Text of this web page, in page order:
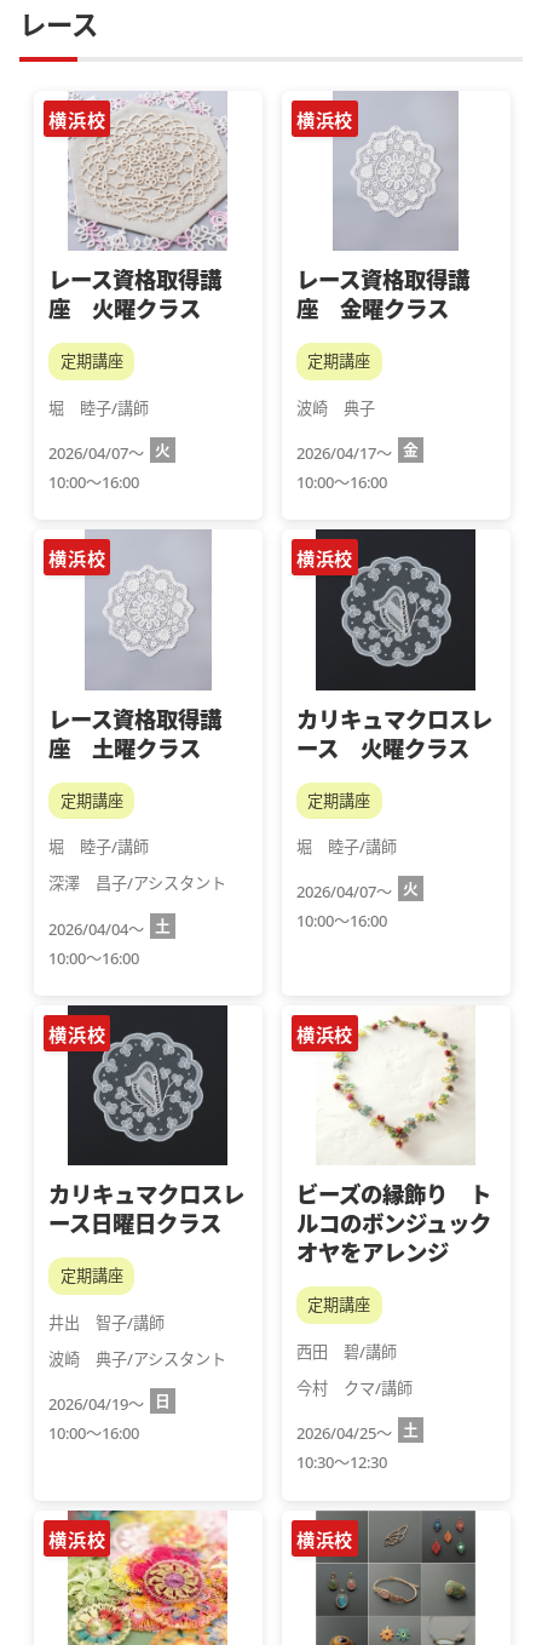
レース
横浜校
レース資格取得講
座 火曜クラス
定期講座
堀　睦子/講師
2026/04/07～ 火
10:00～16:00
横浜校
レース資格取得講
座 金曜クラス
定期講座
波崎　典子
2026/04/17～ 金
10:00～16:00
横浜校
レース資格取得講
座 土曜クラス
定期講座
堀　睦子/講師
深澤　昌子/アシスタント
2026/04/04～ 土
10:00～16:00
横浜校
カリキュマクロスレ
ース 火曜クラス
定期講座
堀　睦子/講師
2026/04/07～ 火
10:00～16:00
横浜校
カリキュマクロスレ
ース日曜日クラス
定期講座
井出　智子/講師
波崎　典子/アシスタント
2026/04/19～
日
10:00～16:00
横浜校
ビーズの縁飾り ト
ルコのボンジュック
オヤをアレンジ
定期講座
西田　碧/講師
今村　クマ/講師
2026/04/25～ 土
10:30～12:30
横浜校 横浜校